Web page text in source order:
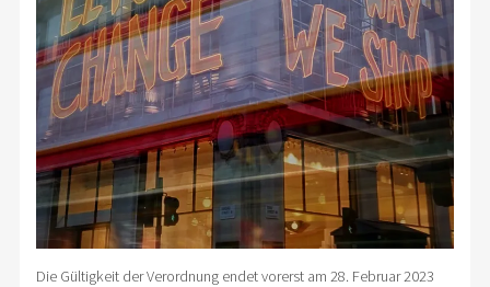
Die Gültigkeit der Verordnung endet vorerst am 28. Februar 2023